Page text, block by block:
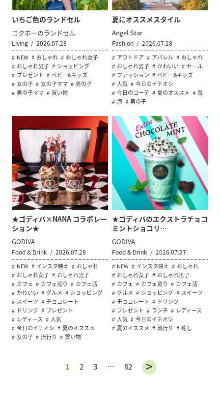
いちご色のランドセル
コクホーのランドセル
Living 2026.07.28
NEW おしゃれ
おしゃれ女子
おしゃれ男子
ショッピング
プレゼント
ベビー&キッズ
女の子
女の子ママ
男の子
男の子ママ
買い物
夏にオススメスタイル
Angel Star
Fashion 2026.07.28
アウトドア アパレル
おしゃれ
おしゃれ男子
かわいい
セール
ファッション
ベビー&キッズ
人気
今日のイチオシ
今日のコーデ
夏のオススメ
服
海
男の子
★ゴディバ×NANA コラボレー
ション★
GODIVA
Food & Drink 2026.07.28
NEW インスタ映え
おしゃれ
おしゃれ女子
おしゃれ男子
カフェ
カフェ巡り
カフェ活
かわいい
グルメ
ショッピング
スイーツ
チョコレート
ドリンク
プレゼント
レディース
人気
今日のイチオシ
夏のオススメ
女の子
流行り 買い物
★ゴディバのエクストラチョコ
ミントショコリ…
GODIVA
Food & Drink 2026.07.27
NEW インスタ映え
おしゃれ
おしゃれ女子
おしゃれ男子
カフェ
カフェ巡り
カフェ活
グルメ
ショッピング
スイーツ
チョコレート
ドリンク
プレゼント
ランチ
レディース
人気
今日のイチオシ
夏のオススメ
流行り 癒し
1 2 3 … 82